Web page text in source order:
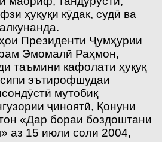
ҳуқуқи кӯдак, судӣ ва
Президенти Ҷумҳурии
Эмомалӣ Раҳмон,
таъмини кафолати ҳуқуқ
эътирофшудаи
мутобиқ
ҷиноятӣ, Қонуни
«Дар бораи боздоштани
аз 15 июли соли 2004,